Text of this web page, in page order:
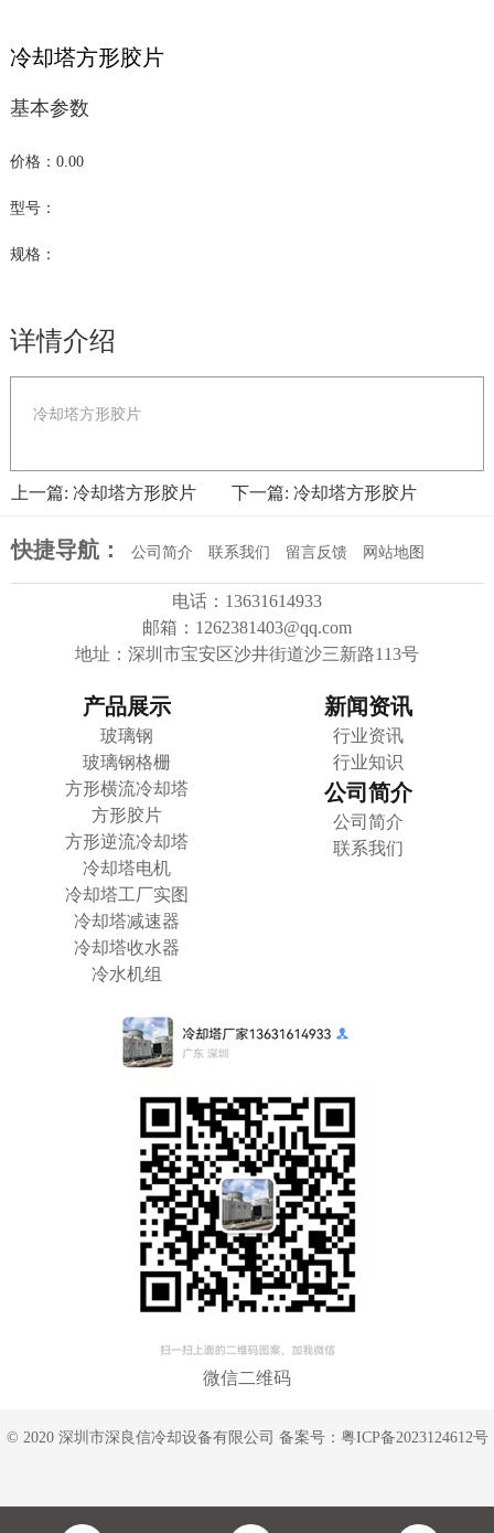
冷却塔方形胶片
基本参数
价格：0.00
型号：
规格：
详情介绍
冷却塔方形胶片
上一篇: 冷却塔方形胶片 下一篇: 冷却塔方形胶片
快捷导航： 公司简介 联系我们 留言反馈 网站地图
电话：13631614933
邮箱：1262381403@qq.com
地址：深圳市宝安区沙井街道沙三新路113号
产品展示
玻璃钢
玻璃钢格栅
方形横流冷却塔
方形胶片
方形逆流冷却塔
冷却塔电机
冷却塔工厂实图
冷却塔减速器
冷却塔收水器
冷水机组
新闻资讯
行业资讯
行业知识
公司简介
公司简介
联系我们
微信二维码
© 2020 深圳市深良信冷却设备有限公司 备案号： 粤ICP备2023124612号